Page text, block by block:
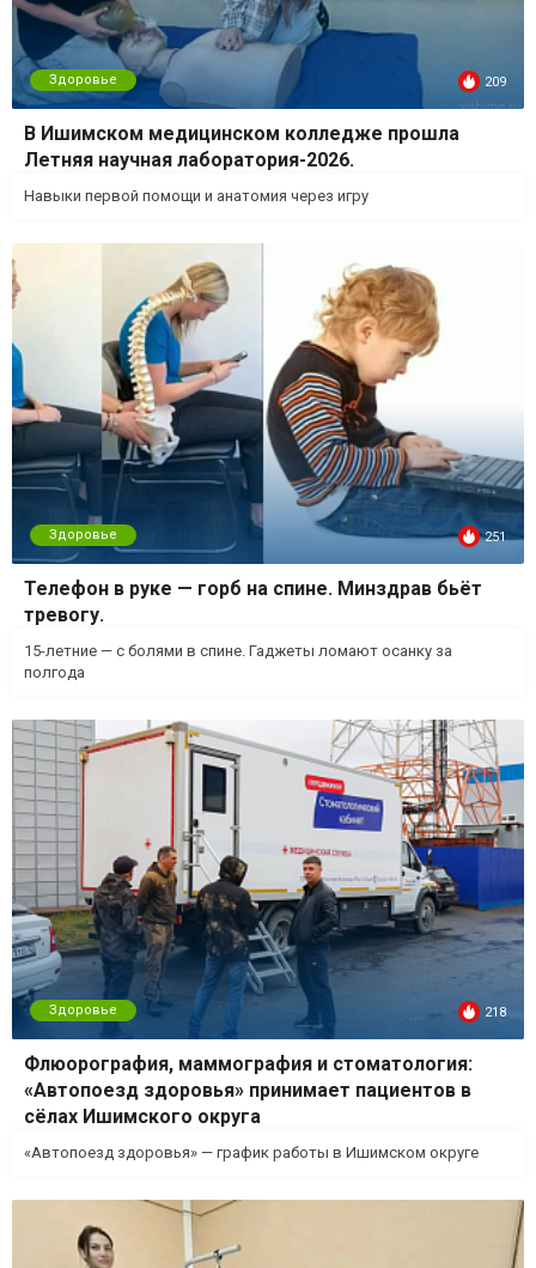
Здоровье 209
В Ишимском медицинском колледже прошла
Летняя научная лаборатория-2026.
Навыки первой помощи и анатомия через игру
Здоровье 251
Телефон в руке — горб на спине. Минздрав бьёт
тревогу.
15-летние — с болями в спине. Гаджеты ломают осанку за
полгода
Здоровье 218
Флюорография, маммография и стоматология:
«Автопоезд здоровья» принимает пациентов в
сёлах Ишимского округа
«Автопоезд здоровья» — график работы в Ишимском округе